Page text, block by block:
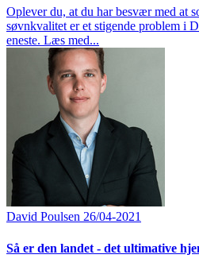
Oplever du, at du har besvær med at
søvnkvalitet er et stigende problem i
eneste. Læs med...
David Poulsen 26/04-2021
Så er den landet - det ultimative